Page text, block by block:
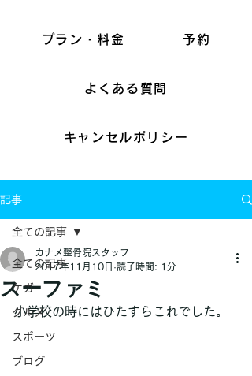
プラン・料金 予約
よくある質問
キャンセルポリシー
記事
全ての記事
ケガ
グルメ
スポーツ
ブログ
全ての記事
スーファミ
カナメ整骨院スタッフ
2017年11月10日 読了時間: 1分
小学校の時にはひたすらこれでした。